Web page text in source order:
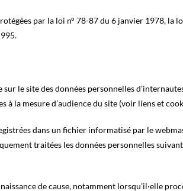
par la loi n° 78-87 du 6 janvier 1978, la
le site des données personnelles
à la mesure d’audience du site (voir liens et
dans un fichier informatisé par le
traitées les données personnelles
de cause, notamment lorsqu’il·elle